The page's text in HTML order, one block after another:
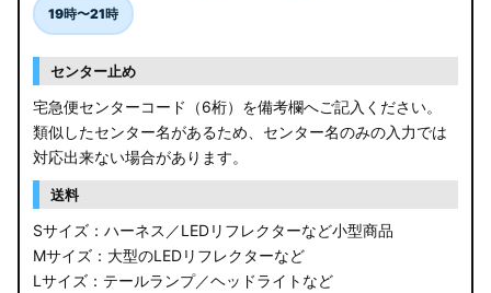
19時〜21時
センター止め
宅急便センターコード（6桁）を備考欄へご記入ください。
類似したセンター名があるため、センター名のみの入力では
対応出来ない場合があります。
送料
Sサイズ：ハーネス／LEDリフレクターなど小型商品
Mサイズ：大型のLEDリフレクターなど
Lサイズ：テールランプ／ヘッドライトなど